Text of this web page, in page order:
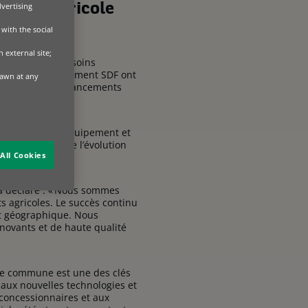
agricole
aux besoins
de financement SDF ont
et des financements
l’accès à l’équipement et
à suivre l’évolution
: « Nous sommes
agricoles. Le succès continu
géographique. Nous
et de haute qualité
commune est une des clés
nouvelles technologies et
et aux
the social
external site;
at any
Cookies